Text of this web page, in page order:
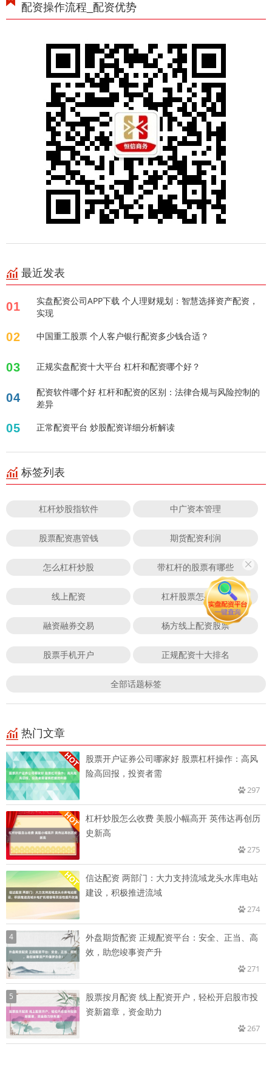
配资操作流程_配资优势
最近发表
01
实盘配资公司APP下载 个人理财规划：智慧选择资产配资，
实现
02 中国重工股票 个人客户银行配资多少钱合适？
03 正规实盘配资十大平台 杠杆和配资哪个好？
04
配资软件哪个好 杠杆和配资的区别：法律合规与风险控制的
差异
05 正常配资平台 炒股配资详细分析解读
标签列表
杠杆炒股指软件 中广资本管理
股票配资惠管钱 期货配资利润
怎么杠杆炒股 带杠杆的股票有哪些
线上配资 杠杆股票怎么开通
融资融券交易 杨方线上配资股票
股票手机开户 正规配资十大排名
全部话题标签
热门文章
股票开户证券公司哪家好 股票杠杆操作：高风
险高回报，投资者需
297
杠杆炒股怎么收费 美股小幅高开 英伟达再创历
史新高
275
信达配资 两部门：大力支持流域龙头水库电站
建设，积极推进流域
274
4
外盘期货配资 正规配资平台：安全、正当、高
效，助您竣事资产升
271
5
股票按月配资 线上配资开户，轻松开启股市投
资新篇章，资金助力
267